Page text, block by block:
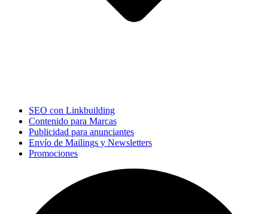
SEO con Linkbuilding
Contenido para Marcas
Publicidad para anunciantes
Envío de Mailings y Newsletters
Promociones